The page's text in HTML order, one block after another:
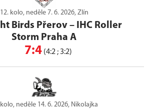
12. kolo, neděle 7. 6. 2026, Zlín
Birds Přerov– IHC Roller
Storm Praha A
7:4 (4:2 ; 3:2)
neděle 14. 6. 2026, Nikolajka